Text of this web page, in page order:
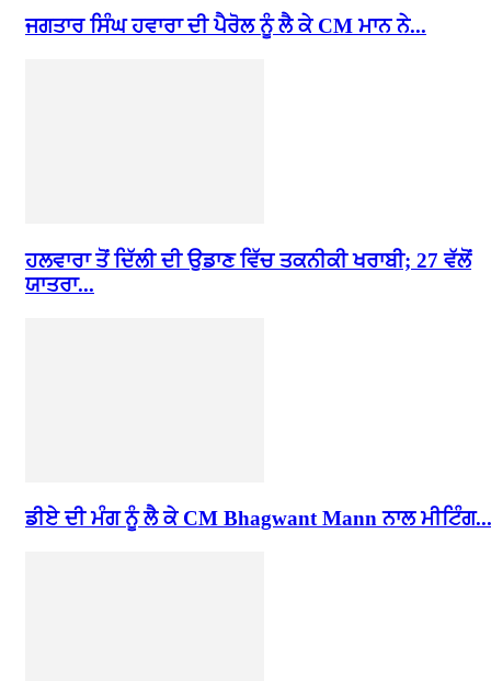
ਜਗਤਾਰ ਸਿੰਘ ਹਵਾਰਾ ਦੀ ਪੈਰੋਲ ਨੂੰ ਲੈ ਕੇ CM ਮਾਨ ਨੇ...
ਹਲਵਾਰਾ ਤੋਂ ਦਿੱਲੀ ਦੀ ਉਡਾਣ ਵਿੱਚ ਤਕਨੀਕੀ ਖਰਾਬੀ; 27 ਵੱਲੋਂ
ਯਾਤਰਾ...
ਡੀਏ ਦੀ ਮੰਗ ਨੂੰ ਲੈ ਕੇ CM Bhagwant Mann ਨਾਲ ਮੀਟਿੰਗ...